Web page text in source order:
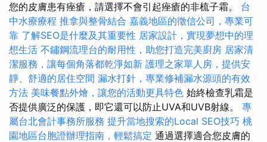
您的皮膚患有痤瘡，請選擇不會引起痤瘡的非梳子霜。 台
中水療療程 推拿與整骨結合 嘉義地區的徵信公司，專業可
靠 了解SEO是什麼及其重要性 居家設計，實現夢想中的理
想生活 不鏽鋼流理台的耐用性，助您打造完美廚房 居家清
潔服務，讓每個角落都乾淨如新 護理之家單人房，提供安
靜、舒適的居住空間 漏水打針，專業修補漏水源頭的有效
方法 美味餐點外燴，讓您的活動更具特色 始終檢查乳霜是
否提供廣泛的保護，即它還可以防止UVA和UVB射線。 專
屬台北會計事務所服務 提升當地搜索的Local SEO技巧 桃
園地區台胞證辦理指南，輕鬆搞定 通過選擇適合您皮膚的